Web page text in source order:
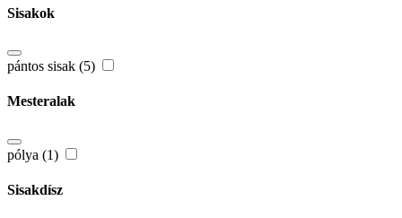
Sisakok
pántos sisak (5)
Mesteralak
pólya (1)
Sisakdísz